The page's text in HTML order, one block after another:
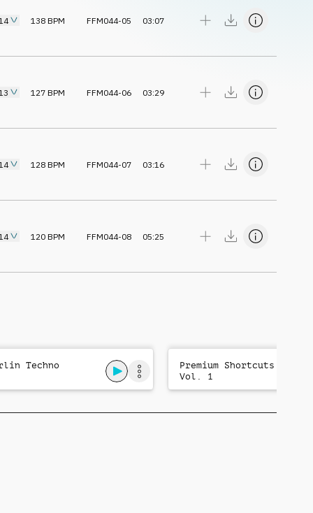
138 BPM FFM044-05 03:07
127 BPM FFM044-06 03:29
128 BPM FFM044-07 03:16
120 BPM FFM044-08 05:25
Techno
Premium Shortcuts
Vol. 1